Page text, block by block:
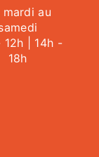
mardi au
12h | 14h -
18h